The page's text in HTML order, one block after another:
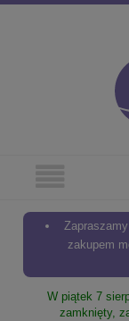
zakupem
W piątek 7
zamknięty,